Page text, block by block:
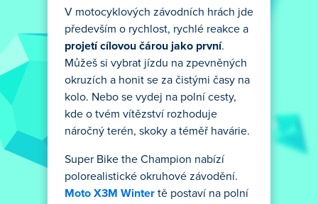
V motocyklových závodních hrách jde
především o rychlost, rychlé reakce a
projetí cílovou čárou jako první.
Můžeš si vybrat jízdu na zpevněných
okruzích a honit se za čistými časy na
kolo. Nebo se vydej na polní cesty,
kde o tvém vítězství rozhoduje
náročný terén, skoky a téměř havárie.
Super Bike the Champion nabízí
polorealistické okruhové závodění.
Moto X3M Winter tě postaví na polní